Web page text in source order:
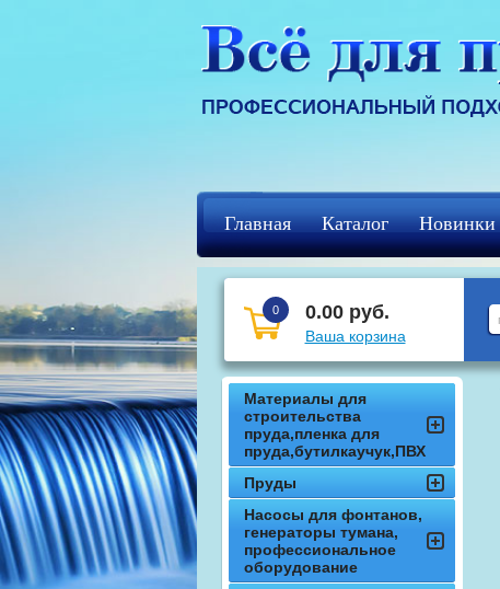
Главная Каталог Новинки
Регистрация кцф
0 0.00 руб.
Ваша корзина
Материалы для
строительства
пруда,пленка для
пруда,бутилкаучук,ПВХ
Пруды
Насосы для фонтанов,
генераторы тумана,
профессиональное
оборудование